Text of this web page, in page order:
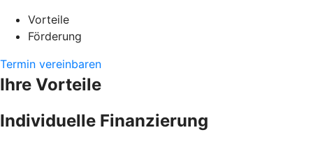
Vorteile
Förderung
Termin vereinbaren
Ihre Vorteile
Individuelle Finanzierung